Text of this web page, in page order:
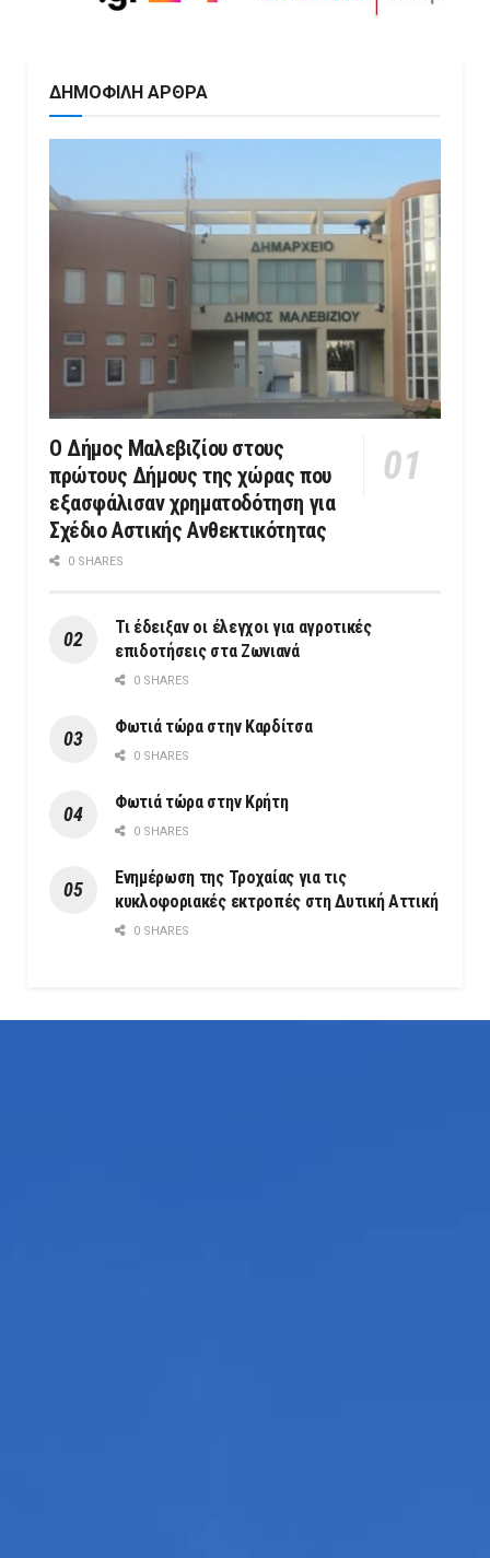
ΔΗΜΟΦΙΛΗ ΑΡΘΡΑ
Ο Δήμος Μαλεβιζίου στους
πρώτους Δήμους της χώρας που
εξασφάλισαν χρηματοδότηση για
Σχέδιο Αστικής Ανθεκτικότητας
0 SHARES
Τι έδειξαν οι έλεγχοι για αγροτικές
επιδοτήσεις στα Ζωνιανά
0 SHARES
Φωτιά τώρα στην Καρδίτσα
0 SHARES
Φωτιά τώρα στην Κρήτη
0 SHARES
Ενημέρωση της Τροχαίας για τις
κυκλοφοριακές εκτροπές στη Δυτική Αττική
0 SHARES